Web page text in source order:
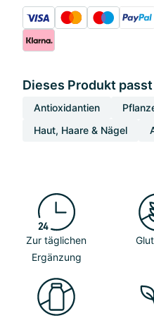
Dieses Produkt
Antioxidantien
Haut, Haare & Nägel
Zur täglichen
Ergänzung